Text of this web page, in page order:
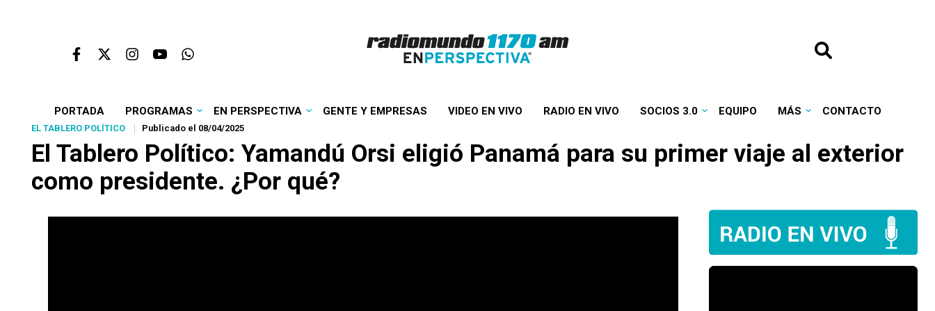
PORTADA PROGRAMAS EN PERSPECTIVA GENTE Y EMPRESAS VIDEO EN VIVO RADIO EN VIVO SOCIOS 3.0 EQUIPO MÁS CONTACTO
EL TABLERO POLÍTICO Publicado el 08/04/2025
El Tablero Político: Yamandú Orsi eligió Panamá para su primer viaje al exterior
como presidente. ¿Por qué?